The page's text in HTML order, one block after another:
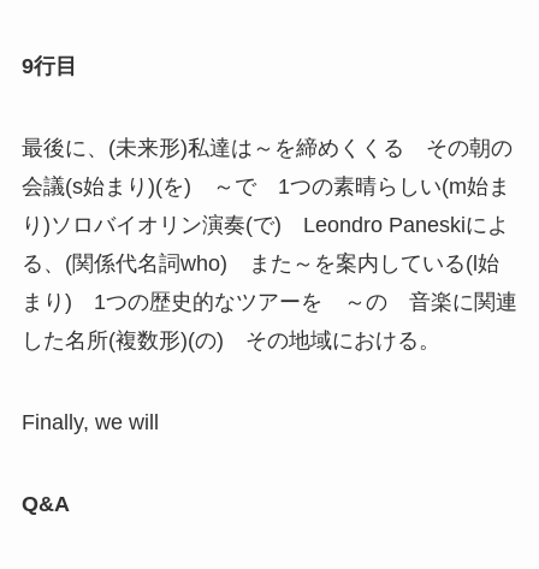
9行目
最後に、(未来形)私達は～を締めくくる その朝の
会議(s始まり)(を) ～で 1つの素晴らしい(m始ま
り)ソロバイオリン演奏(で) Leondro Paneskiによ
る、(関係代名詞who) また～を案内している(l始
まり) 1つの歴史的なツアーを ～の 音楽に関連
した名所(複数形)(の) その地域における。
Finally, we will
Q&A